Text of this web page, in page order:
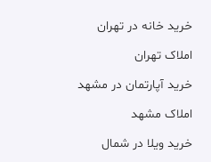
خرید خانه در تهران
املاک تهران
خرید آپارتمان در مشهد
املاک مشهد
خرید ویلا در شمال